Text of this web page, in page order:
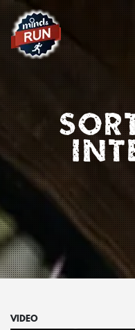
VIDEO
Chers joueurs, Nous
dégât des eaux ayant
Les travaux avancent et
avec des
(Toutes les cartes-